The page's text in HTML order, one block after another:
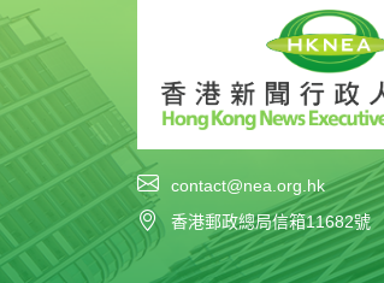
contact@nea.org.hk
香港郵政總局信箱11682號